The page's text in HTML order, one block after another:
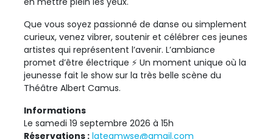
Que vous soyez passionné de danse ou simplement
curieux, venez vibrer, soutenir et célébrer ces jeunes
artistes qui représentent l’avenir. L’ambiance
promet d’être électrique ⚡ Un moment unique où la
jeunesse fait le show sur la très belle scène du
Théâtre Albert Camus.
Informations
Le samedi 19 septembre 2026 à 15h
Réservations : lateamwse@gmail.com